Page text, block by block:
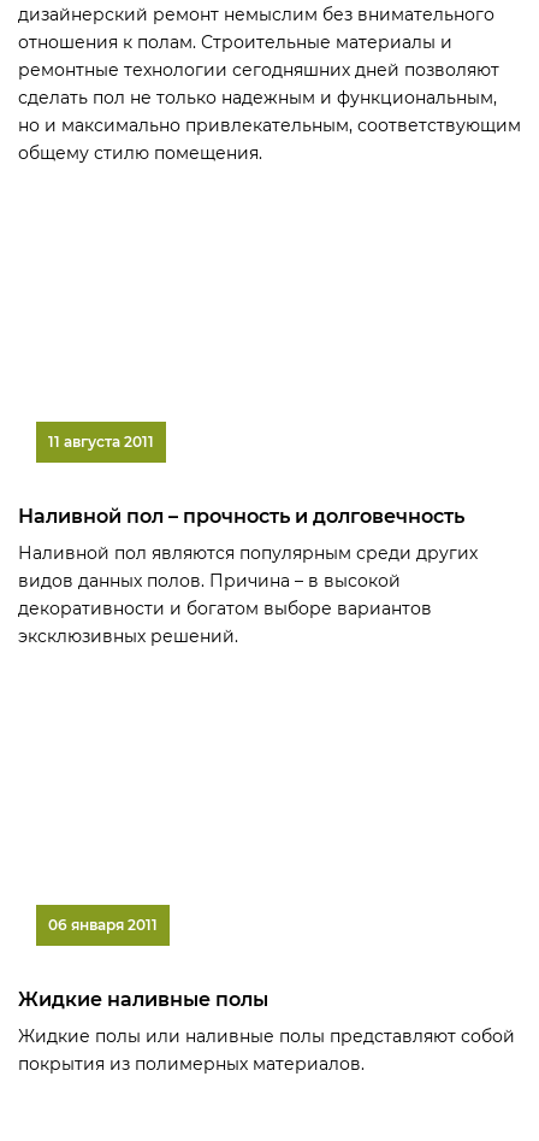
дизайнерский ремонт немыслим без внимательного
отношения к полам. Строительные материалы и
ремонтные технологии сегодняшних дней позволяют
сделать пол не только надежным и функциональным,
но и максимально привлекательным, соответствующим
общему стилю помещения.
11 августа 2011
Наливной пол – прочность и долговечность
Наливной пол являются популярным среди других
видов данных полов. Причина – в высокой
декоративности и богатом выборе вариантов
эксклюзивных решений.
06 января 2011
Жидкие наливные полы
Жидкие полы или наливные полы представляют собой
покрытия из полимерных материалов.